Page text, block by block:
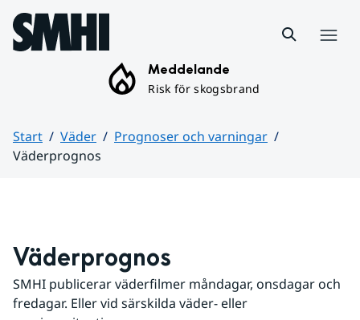
Hoppa till sidans innehåll
Meddelande
Risk för skogsbrand
Start Väder
Prognoser och varningar
Väderprognos
Väderprognos
SMHI publicerar väderfilmer måndagar, onsdagar och
fredagar. Eller vid särskilda väder- eller